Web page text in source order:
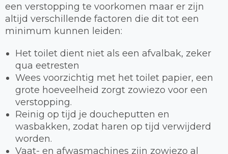
een verstopping te voorkomen maar er zijn
altijd verschillende factoren die dit tot een
minimum kunnen leiden:
Het toilet dient niet als een afvalbak, zeker
qua eetresten
Wees voorzichtig met het toilet papier, een
grote hoeveelheid zorgt zowiezo voor een
verstopping.
Reinig op tijd je doucheputten en
wasbakken, zodat haren op tijd verwijderd
worden.
Vaat- en afwasmachines zijn zowiezo al